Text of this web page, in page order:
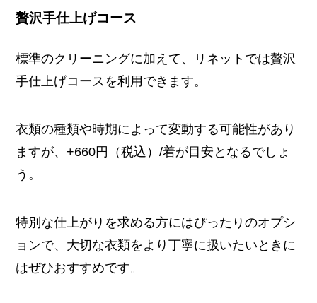
贅沢手仕上げコース
標準のクリーニングに加えて、リネットでは贅沢
手仕上げコースを利用できます。
衣類の種類や時期によって変動する可能性があり
ますが、+660円（税込）/着が目安となるでしょ
う。
特別な仕上がりを求める方にはぴったりのオプシ
ョンで、大切な衣類をより丁寧に扱いたいときに
はぜひおすすめです。